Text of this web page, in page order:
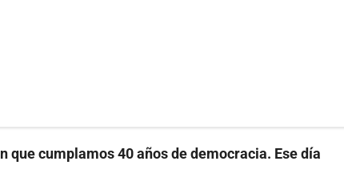
que cumplamos 40 años de democracia. Ese día